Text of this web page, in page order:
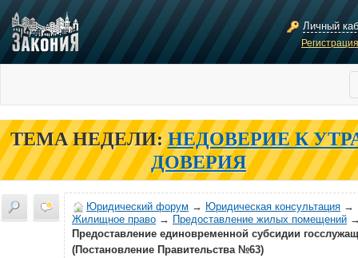
Личный
ТЕМА НЕДЕЛИ: НЕДОВЕРИЕ К
ДОВЕРИЯ
Юридический форум → Юридическая консультация →
Жилищное право → Предоставление жилых помещений
Предоставление единовременной субсидии
(Постановление Правительства №63)